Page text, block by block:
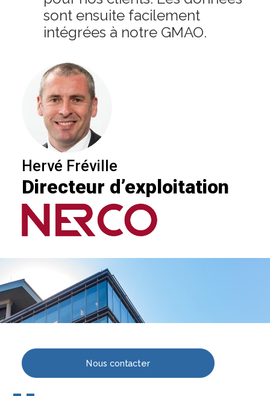
pour nos clients. Les données
sont ensuite facilement
intégrées à notre GMAO.
Hervé Fréville
Directeur d’exploitation
Nous contacter